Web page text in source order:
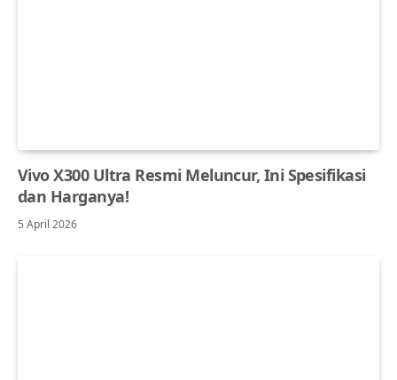
Vivo X300 Ultra Resmi Meluncur, Ini Spesifikasi
dan Harganya!
5 April 2026